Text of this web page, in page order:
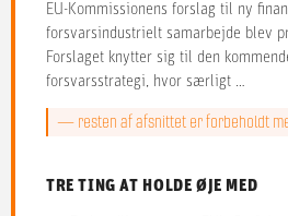
EU-Kommissionens forslag til ny
forsvarsindustrielt samarbejde blev
Forslaget knytter sig til den
forsvarsstrategi, hvor særligt …
— resten af afsnittet er forbeholdt
TRE TING AT HOLDE ØJE MED